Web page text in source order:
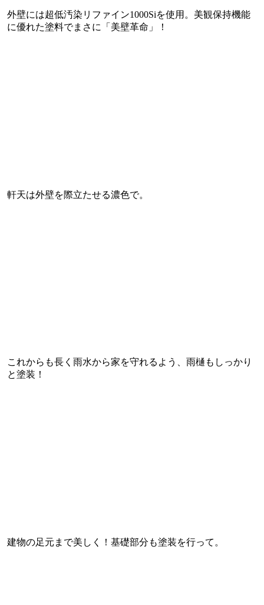
外壁には超低汚染リファイン1000Siを使用。美観保持機能
に優れた塗料でまさに「美壁革命」！
軒天は外壁を際立たせる濃色で。
これからも長く雨水から家を守れるよう、雨樋もしっかり
と塗装！
建物の足元まで美しく！基礎部分も塗装を行って。